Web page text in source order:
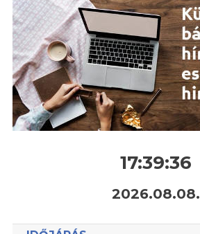
17:39:37
2026.08.08.